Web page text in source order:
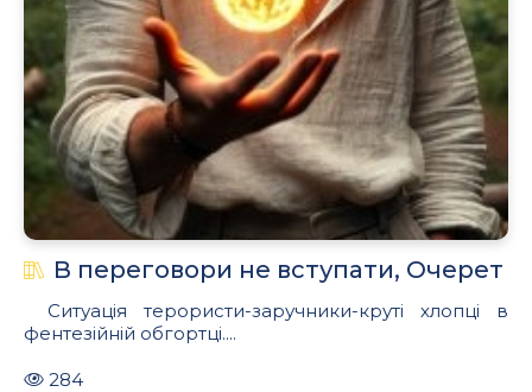
В переговори не вступати, Очерет
Ситуація терористи-заручники-круті хлопці в
фентезійній обгортці....
284